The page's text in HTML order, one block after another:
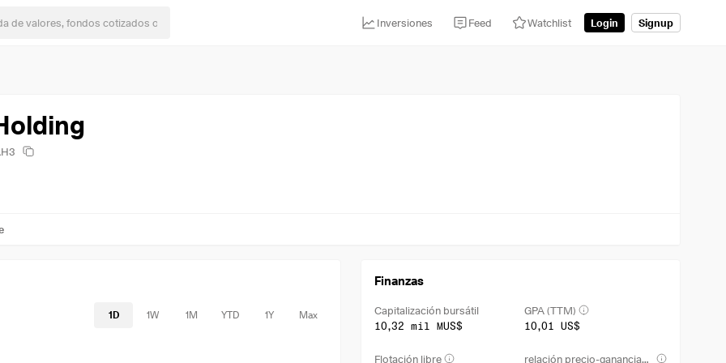
Inversiones Feed Watchlist Login Signup
1D 1W 1M YTD 1Y Max
Finanzas
Capitalización bursátil
10,32 mil MUS$
GPA (TTM)
10,01 US$
Flotación libre relación precio-ganancias netas (TTM)